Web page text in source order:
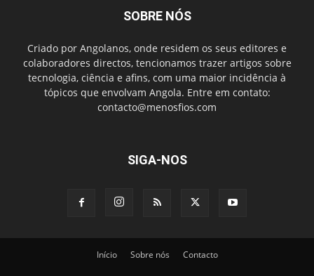
SOBRE NÓS
Criado por Angolanos, onde residem os seus editores e
colaboradores directos, tencionamos trazer artigos sobre
tecnologia, ciência e afins, com uma maior incidência à
tópicos que envolvam Angola. Entre em contato:
contacto@menosfios.com
SIGA-NOS
Início Sobre nós Contacto